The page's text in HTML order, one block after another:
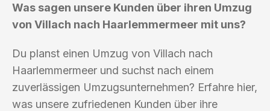
Was sagen unsere Kunden über ihren Umzug
von Villach nach Haarlemmermeer mit uns?
Du planst einen Umzug von Villach nach
Haarlemmermeer und suchst nach einem
zuverlässigen Umzugsunternehmen? Erfahre hier,
was unsere zufriedenen Kunden über ihre